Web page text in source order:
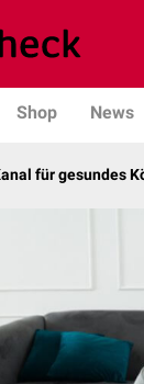
Shop News
für gesundes